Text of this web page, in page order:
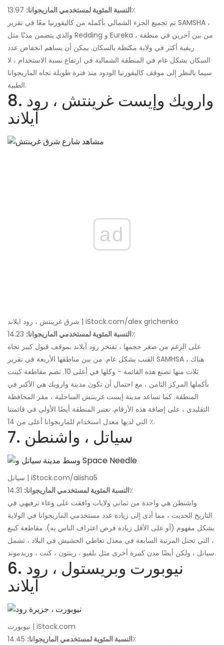
النسبة المئوية لمستخدمي الماريجوانا:13.97٪
تم تجميع الجزء الشمالي بأكمله من كاليفورنيا معًا في تقرير SAMSHA ،
والذي يتضمن مدنًا مثل Redding و Eureka ، من بين آخرين في منطقة
ريفية أكثر في ولاية مكتظة بالسكان. يمكن أن يساهم انخفاض عدد
السكان بشكل عام في المنطقة الشمالية في ارتفاع نسبة الاستخدام ، لا
سيما بالنظر إلى موقف كاليفورنيا الودود منذ فترة طويلة تجاه الماريجوانا
الطبية.
8. وارويك وإيست غرينتش ، رود
آيلاند
ad
شرق غرينتش ، رود ايلاند | iStock.com/alex grichenko
النسبة المئوية لمستخدمي الماريجوانا:14.23٪
على الرغم من صغر حجمها ، تفتخر رود آيلاند بموقف قبول كبير تجاه
القنب بشكل عام. من بين مناطقها الأربعة في تقرير SAMHSA ، هناك
ثلاث منها تصنع هذه القائمة - وكلها في أعلى 10. تضم مقاطعة كينت
بأكملها المركز الثامن ، مع احتمال أن تكون مدينة وارويك هي الأكبر في
المنطقة. كما تساعد مدينة إيست غرينتش الساحلية ، مقر المحافظة
التقليدي ، على إضافة هذه الأرقام. تعتبر المنطقة أيضًا الأولى في قائمتنا
التي لديها معدل استخدام للماريجوانا أعلى من 14 ٪.
7. سياتل ، واشنطن
سياتل | iStock.com/aiisha5
النسبة المئوية لمستخدمي الماريجوانا:14.31٪
واشنطن هي واحدة من ثماني ولايات وافقت على وعاء ترفيهي في
التاريخ الحديث ، مما أدى إلى زيادة عدد مستخدمي الماريجوانا في الولاية
بشكل مفهوم (أو على الأقل زيادة فرص اعتراف الناس به). مقاطعة كينغ
، التي تحتل المرتبة السابعة في معدل تعاطي الحشيش في البلاد ، تشمل
سياتل ، ولكن أيضًا مدن كبيرة أخرى مثل بلفيو ، رينتون ، كنت ، وريدموند.
6. نيوبورت وبريستول ، رود
آيلاند
نيوبورت | iStock.com
النسبة المئوية لمستخدمي الماريجوانا:14.45٪